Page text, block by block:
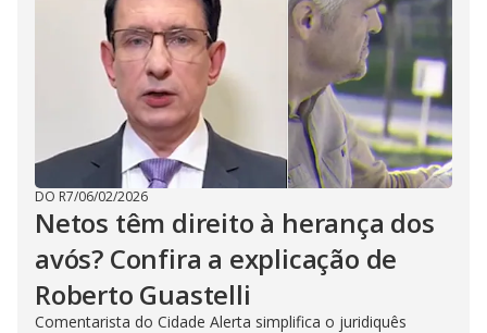
DO R7/06/02/2026
Netos têm direito à herança dos
avós? Confira a explicação de
Roberto Guastelli
Comentarista do Cidade Alerta simplifica o juridiquês